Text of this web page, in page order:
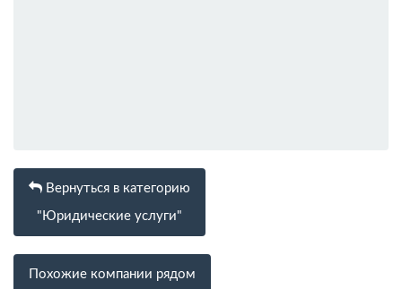
Вернуться в категорию
"Юридические услуги"
Похожие компании рядом